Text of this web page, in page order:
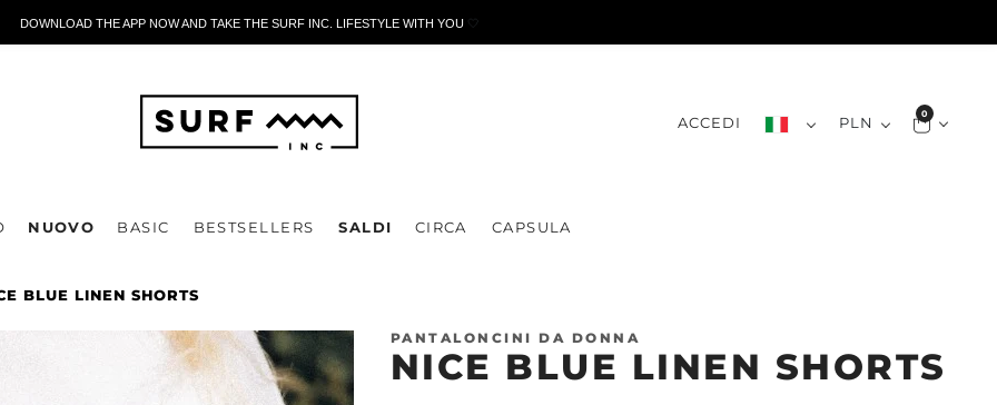
DOWNLOAD THE APP NOW AND TAKE THE SURF INC. LIFESTYLE WITH YOU🤍
ACCEDI PLN 0
NUOVO BASIC BESTSELLERS SALDI CIRCA CAPSULA
BLUE LINEN SHORTS
PANTALONCINI DA DONNA
NICE BLUE LINEN SHORTS